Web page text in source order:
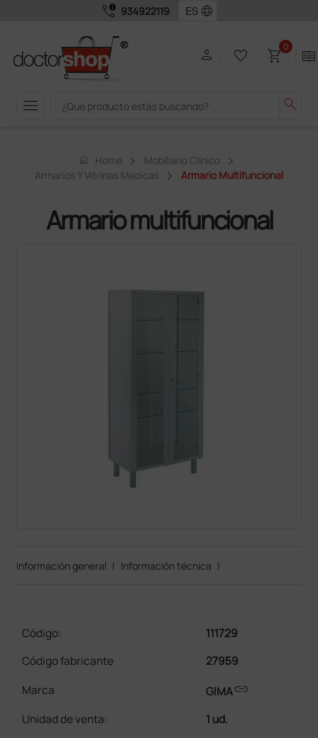
call_quality 934922119 language
menu search
person favorite_border shopping_cart0 two_pager
home Home
Mobiliario Clínico
Armarios Y Vitrinas Médicas
Armario Multifuncional
Armario multifuncional
Información general | Información técnica |
Código:
111729
Código fabricante
27959
Marca
GIMAlink
Unidad de venta:
1 ud.